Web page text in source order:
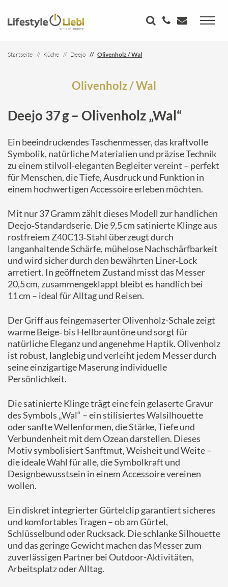
Startseite Küche Deejo Olivenholz / Wal
Olivenholz / Wal
Deejo 37 g – Olivenholz „Wal“
Ein beeindruckendes Taschenmesser, das kraftvolle
Symbolik, natürliche Materialien und präzise Technik
zu einem stilvoll-eleganten Begleiter vereint – perfekt
für Menschen, die Tiefe, Ausdruck und Funktion in
einem hochwertigen Accessoire erleben möchten.
Mit nur 37 Gramm zählt dieses Modell zur handlichen
Deejo‑Standardserie. Die 9,5 cm satinierte Klinge aus
rostfreiem Z40C13‑Stahl überzeugt durch
langanhaltende Schärfe, mühelose Nachschärfbarkeit
und wird sicher durch den bewährten Liner‑Lock
arretiert. In geöffnetem Zustand misst das Messer
20,5 cm, zusammengeklappt bleibt es handlich bei
11 cm – ideal für Alltag und Reisen.
Der Griff aus feingemaserter Olivenholz-Schale zeigt
warme Beige‑ bis Hellbrauntöne und sorgt für
natürliche Eleganz und angenehme Haptik. Olivenholz
ist robust, langlebig und verleiht jedem Messer durch
seine einzigartige Maserung individuelle
Persönlichkeit.
Die satinierte Klinge trägt eine fein gelaserte Gravur
des Symbols „Wal“ – ein stilisiertes Walsilhouette
oder sanfte Wellenformen, die Stärke, Tiefe und
Verbundenheit mit dem Ozean darstellen. Dieses
Motiv symbolisiert Sanftmut, Weisheit und Weite –
die ideale Wahl für alle, die Symbolkraft und
Designbewusstsein in einem Accessoire vereinen
wollen.
Ein diskret integrierter Gürtelclip garantiert sicheres
und komfortables Tragen – ob am Gürtel,
Schlüsselbund oder Rucksack. Die schlanke Silhouette
und das geringe Gewicht machen das Messer zum
zuverlässigen Partner bei Outdoor-Aktivitäten,
Arbeitsplatz oder Alltag.